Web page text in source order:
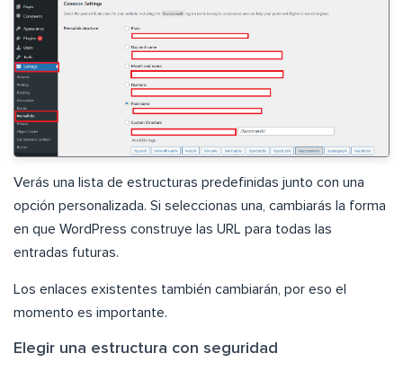
Verás una lista de estructuras predefinidas junto con una
opción personalizada. Si seleccionas una, cambiarás la forma
en que WordPress construye las URL para todas las
entradas futuras.
Los enlaces existentes también cambiarán, por eso el
momento es importante.
Elegir una estructura con seguridad